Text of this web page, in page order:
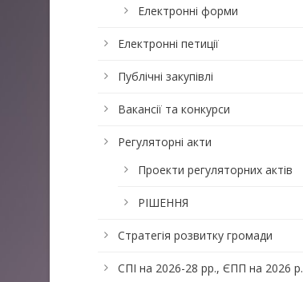
Електронні форми
Електронні петиції
Публічні закупівлі
Вакансії та конкурси
Регуляторні акти
Проекти регуляторних актів
РІШЕННЯ
Стратегія розвитку громади
СПІ на 2026-28 рр., ЄПП на 2026 р.